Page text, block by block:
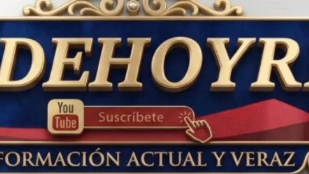
Comisión Hípica Nacional admite emisión de miles de licencias para